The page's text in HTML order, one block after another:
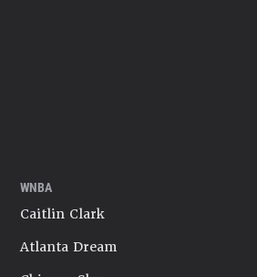
WNBA
Caitlin Clark
Atlanta Dream